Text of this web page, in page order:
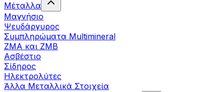
Μέταλλα
Μαγνήσιο
Ψευδάργυρος
Συμπληρώματα Multimineral
ZMA και ZMB
Ασβέστιο
Σίδηρος
Ηλεκτρολύτες
Άλλα Mεταλλικά Στοιχεία